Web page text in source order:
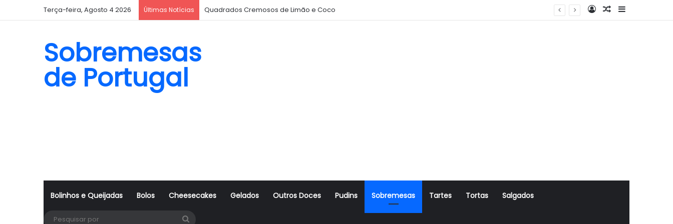
Terça-feira, Agosto 4 2026 Últimas Notícias Quadrados Cremosos de Limão e Coco Log InArtigo Aleatório
Sidebar
Sobremesas
de Portugal
Bolinhos e Queijadas Bolos Cheesecakes Gelados Outros Doces Pudins Sobremesas Tartes Tortas Salgados